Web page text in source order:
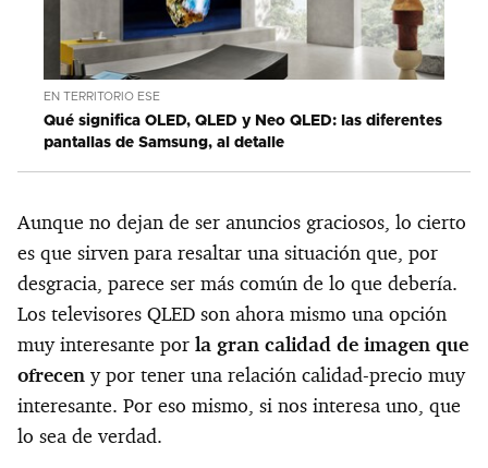
EN TERRITORIO ESE
Qué significa OLED, QLED y Neo QLED: las diferentes
pantallas de Samsung, al detalle
Aunque no dejan de ser anuncios graciosos, lo cierto
es que sirven para resaltar una situación que, por
desgracia, parece ser más común de lo que debería.
Los televisores QLED son ahora mismo una opción
muy interesante por la gran calidad de imagen que
ofrecen y por tener una relación calidad-precio muy
interesante. Por eso mismo, si nos interesa uno, que
lo sea de verdad.